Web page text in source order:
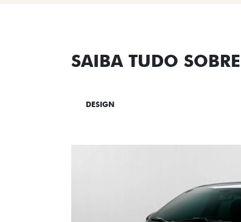
SAIBA TUDO
DESIGN